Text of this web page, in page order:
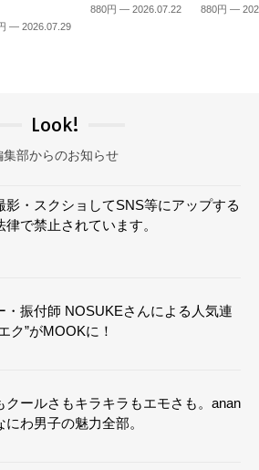
— 2026.07.29
880円 — 2026.07.22 880円 —
Look!
集部からのお知らせ
影・スクショしてSNS等にアップする
律で禁止されています。
・振付師 NOSUKEさんによる人気連
ク”がMOOKに！
クールさもキラキラもエモさも。anan
にわ男子の魅力全部。